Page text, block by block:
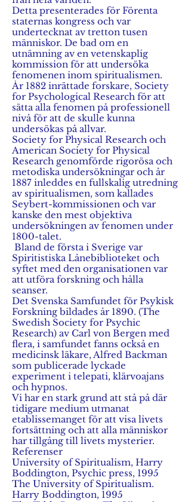
Detta presenterades för Förenta
staternas kongress och var
undertecknat av tretton tusen
människor. De bad om en
utnämning av en vetenskaplig
kommission för att undersöka
fenomenen inom spiritualismen.
År 1882 inrättade forskare, Society
for Psychological Research för att
sätta alla fenomen på professionell
nivå för att de skulle kunna
undersökas på allvar.
Society for Physical Research och
American Society for Physical
Research genomförde rigorösa och
metodiska undersökningar och år
1887 inleddes en fullskalig utredning
av spiritualismen, som kallades
Seybert-kommissionen och var
kanske den mest objektiva
undersökningen av fenomen under
1800-talet.
Bland de första i Sverige var
Spiritistiska Lånebiblioteket och
syftet med den organisationen var
att utföra forskning och hålla
seanser.
Det Svenska Samfundet för Psykisk
Forskning bildades år 1890. (The
Swedish Society for Psychic
Research) av Carl von Bergen med
flera, i samfundet fanns också en
medicinsk läkare, Alfred Backman
som publicerade lyckade
experiment i telepati, klärvoajans
och hypnos.
Vi har en stark grund att stå på där
tidigare medium utmanat
etablissemanget för att visa livets
fortsättning och att alla människor
har tillgång till livets mysterier.
Referenser
University of Spiritualism, Harry
Boddington, Psychic press, 1995
The University of Spiritualism.
Harry Boddington, 1995